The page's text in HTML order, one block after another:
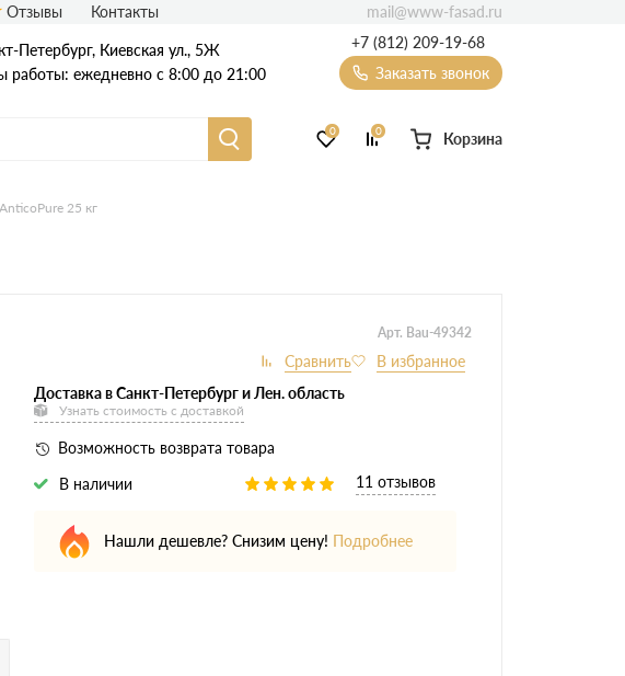
Петербург, ​Киевская ул., 5Ж
работы: ежедневно с 8:00 до 21:00
+7 (812) 209-19-68
Заказать звонок
сайдинг
0 0 Корзина
Отзывы Контакты mail@www-fasad.ru
25 кг
Арт. Bau-49342
Доставка в Санкт-Петербург и Лен. область
Узнать стоимость с доставкой
Возможность возврата товара
В наличии
11 отзывов
Нашли дешевле? Снизим цену! Подробнее